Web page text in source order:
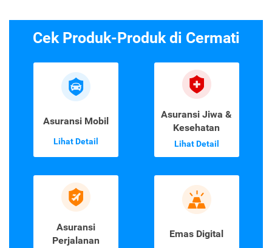
Cek Produk-Produk di Cermati
Asuransi Mobil
Lihat Detail
Asuransi Jiwa &
Kesehatan
Lihat Detail
Asuransi
Perjalanan
Emas Digital